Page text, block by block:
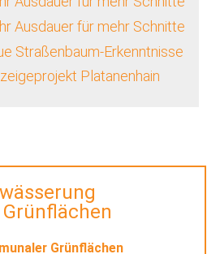
Ausdauer für mehr Schnitte
Straßenbaum-Erkenntnisse
Platanenhain
Grünflächen